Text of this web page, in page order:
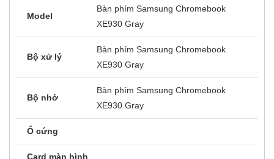
- Tình trạng đẹp 95-97% đang hoạt động bình thường
- Ship toàn quốc thông các sàn thương mại
Phone / Zalo: 0918 054 064 - 0909 669 020 (Mở cửa
từ O8h - 21h hàng ngày)
Model
Bàn phím Samsung Chromebook